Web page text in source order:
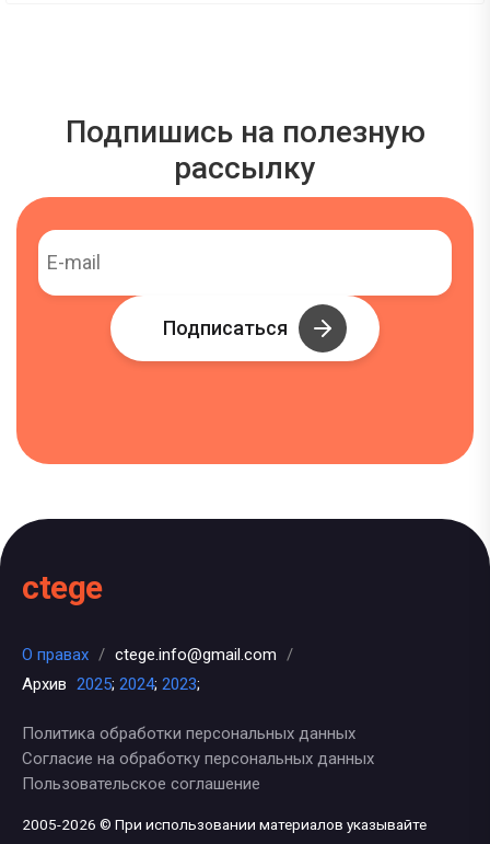
Подпишись на полезную
рассылку
Подписаться
ctege
О правах / ctege.info@gmail.com /
Архив 2025; 2024; 2023;
Политика обработки персональных данных
Согласие на обработку персональных данных
Пользовательское соглашение
2005-2026 © При использовании материалов указывайте